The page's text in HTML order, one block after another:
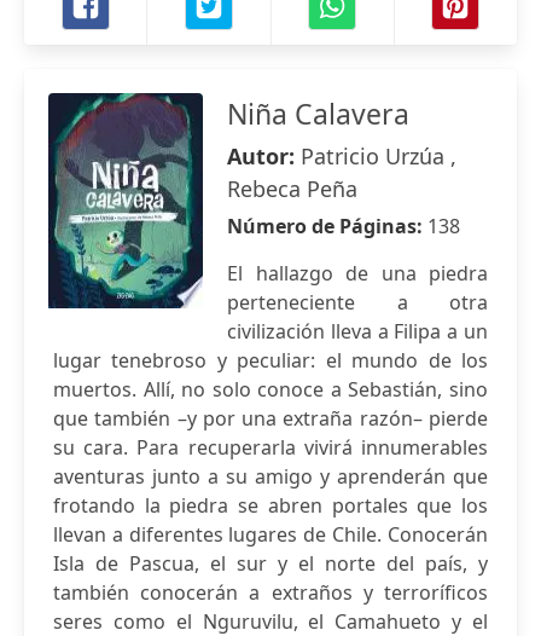
Niña Calavera
Autor: Patricio Urzúa ,
Rebeca Peña
Número de Páginas: 138
El hallazgo de una piedra
perteneciente a otra
civilización lleva a Filipa a un
lugar tenebroso y peculiar: el mundo de los
muertos. Allí, no solo conoce a Sebastián, sino
que también –y por una extraña razón– pierde
su cara. Para recuperarla vivirá innumerables
aventuras junto a su amigo y aprenderán que
frotando la piedra se abren portales que los
llevan a diferentes lugares de Chile. Conocerán
Isla de Pascua, el sur y el norte del país, y
también conocerán a extraños y terroríficos
seres como el Nguruvilu, el Camahueto y el